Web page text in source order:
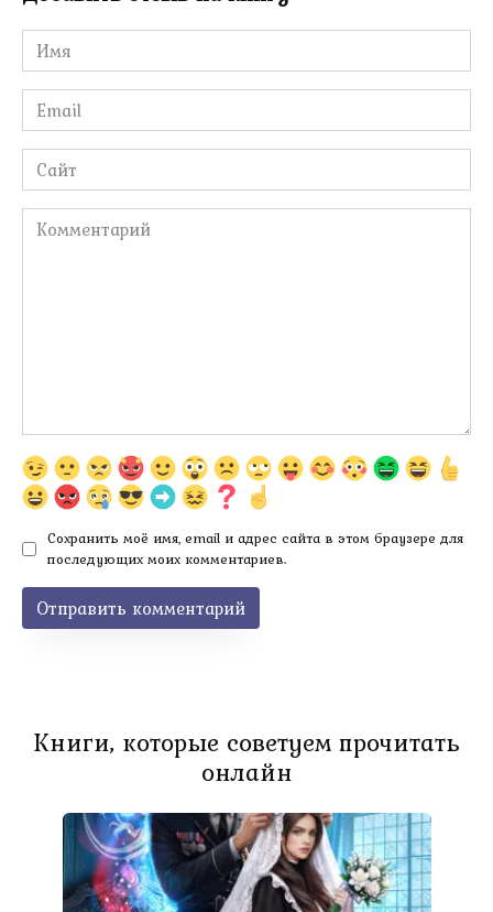
Имя
*
Email
*
Сайт
Комментарий
Сохранить моё имя, email и адрес сайта в этом браузере для
последующих моих комментариев.
Книги, которые советуем прочитать
онлайн